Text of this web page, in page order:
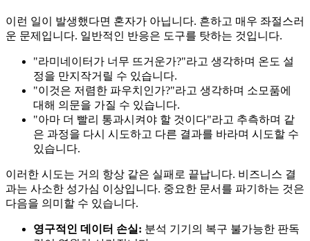
이런 일이 발생했다면 혼자가 아닙니다. 흔하고 매우 좌절스러
운 문제입니다. 일반적인 반응은 도구를 탓하는 것입니다.
"라미네이터가 너무 뜨거운가?"라고 생각하며 온도 설
정을 만지작거릴 수 있습니다.
"이것은 저렴한 파우치인가?"라고 생각하며 소모품에
대해 의문을 가질 수 있습니다.
"아마 더 빨리 통과시켜야 할 것이다"라고 추측하며 같
은 과정을 다시 시도하고 다른 결과를 바라며 시도할 수
있습니다.
이러한 시도는 거의 항상 같은 실패로 끝납니다. 비즈니스 결
과는 사소한 성가심 이상입니다. 중요한 문서를 파기하는 것은
다음을 의미할 수 있습니다.
영구적인 데이터 손실: 분석 기기의 복구 불가능한 판독